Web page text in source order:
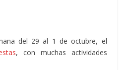
del 29 al 1 de octubre, el
, con muchas actividades